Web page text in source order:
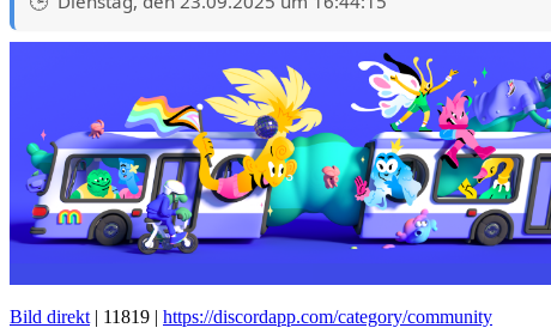
Bild direkt | 11819 | https://discordapp.com/category/community